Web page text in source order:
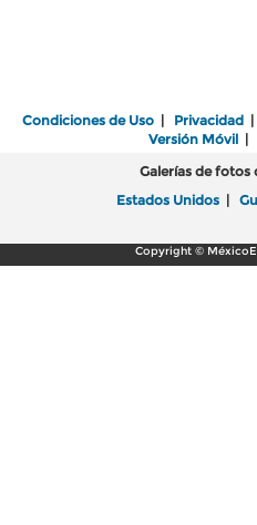
Condiciones de Uso | Privacidad |
Versión Móvil|
Galerías de fotos
Estados Unidos |
Copyright ©